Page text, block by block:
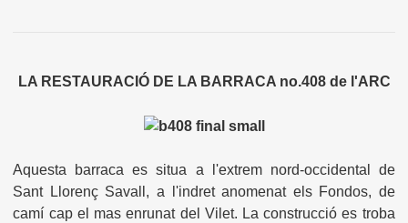
LA RESTAURACIÓ DE LA BARRACA no.408 de l'ARC
Aquesta barraca es situa a l'extrem nord-occidental de
Sant Llorenç Savall, a l'indret anomenat els Fondos, de
camí cap el mas enrunat del Vilet. La construcció es troba